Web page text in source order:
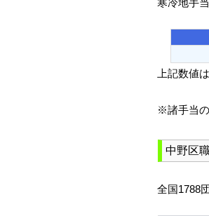
上記数値
※諸手当
中野区
全国1788